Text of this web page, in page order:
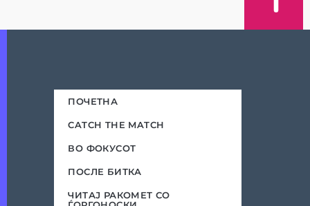
ПОЧЕТНА
CATCH THE MATCH
ВО ФОКУСОТ
ПОСЛЕ БИТКА
ЧИТАЈ РАКОМЕТ СО